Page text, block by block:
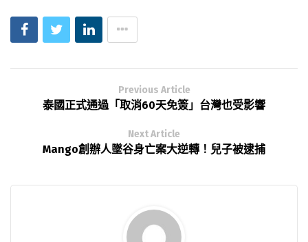
Previous Article
泰國正式通過「取消60天免簽」台灣也受影響
Next Article
Mango創辦人墜谷身亡案大逆轉！兒子被逮捕